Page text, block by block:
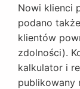
Nowi klienci
podano
klientów
zdolności).
kalkulator i
publikowany